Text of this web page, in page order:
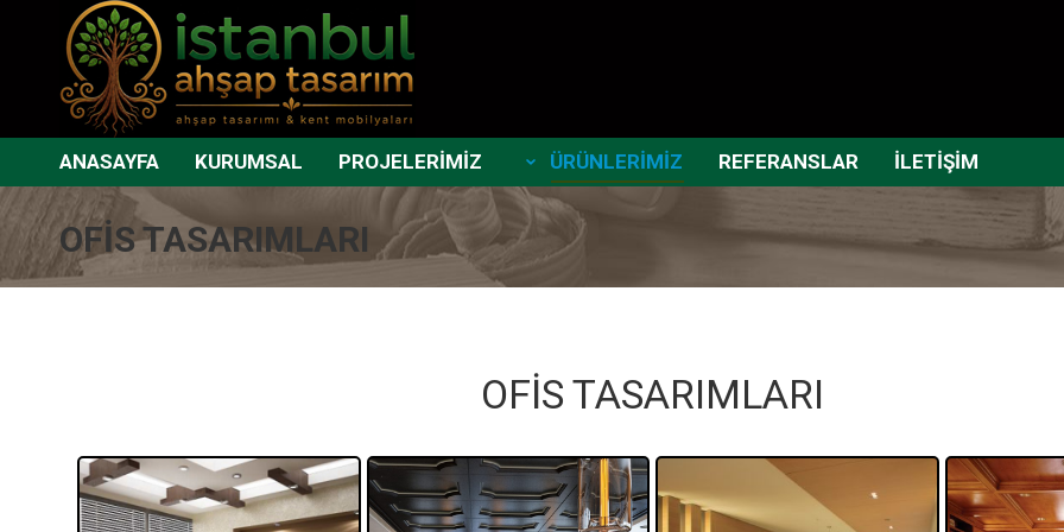
ANASAYFA KURUMSAL PROJELERİMİZ ÜRÜNLERİMİZ REFERANSLAR İLETİŞİM
OFİS TASARIMLARI
OFİS TASARIMLARI